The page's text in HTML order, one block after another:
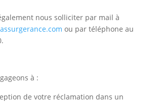
nous solliciter par mail à
ou par téléphone au
à :
de votre réclamation dans un